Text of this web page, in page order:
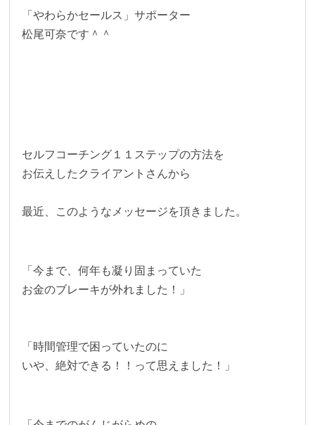
「やわらかセールス」サポーター
松尾可奈です＾＾
セルフコーチング１１ステップの方法を
お伝えしたクライアントさんから
最近、このようなメッセージを頂きました。
「今まで、何年も凝り固まっていた
お金のブレーキが外れました！」
「時間管理で困っていたのに
いや、絶対できる！！って思えました！」